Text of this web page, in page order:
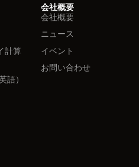
計算
語）
会社概要
会社概要
ニュース
イベント
お問い合わせ